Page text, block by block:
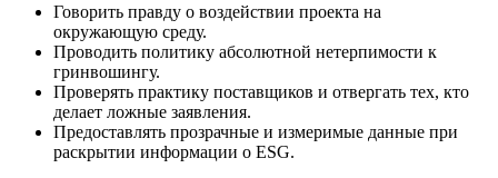
Говорить правду о воздействии проекта на
окружающую среду.
Проводить политику абсолютной нетерпимости к
гринвошингу.
Проверять практику поставщиков и отвергать тех, кто
делает ложные заявления.
Предоставлять прозрачные и измеримые данные при
раскрытии информации о ESG.